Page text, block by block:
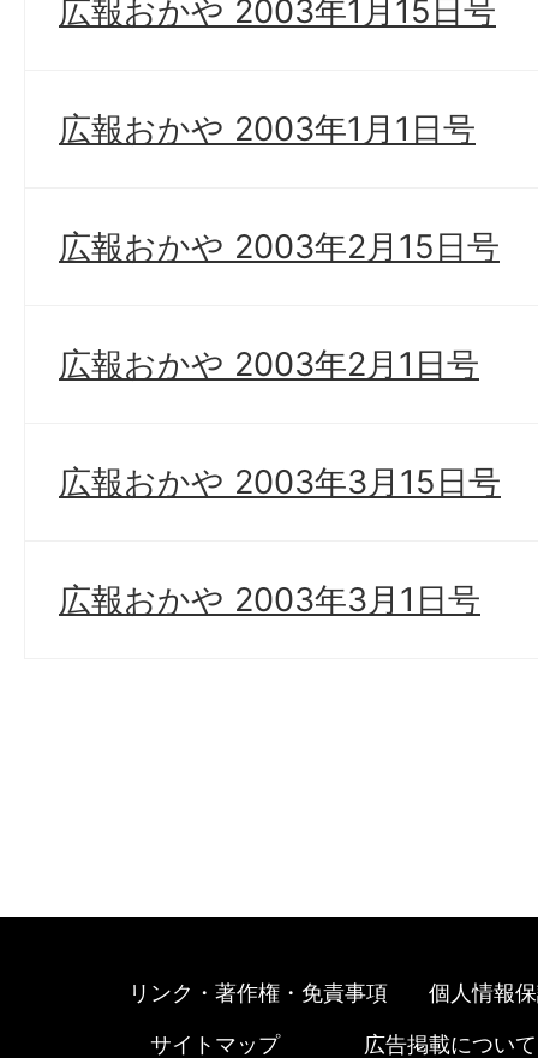
広報おかや 2003年1月15日号
広報おかや 2003年1月1日号
広報おかや 2003年2月15日号
広報おかや 2003年2月1日号
広報おかや 2003年3月15日号
広報おかや 2003年3月1日号
リンク・著作権・免責事項 個人情報
サイトマップ 広告掲載について